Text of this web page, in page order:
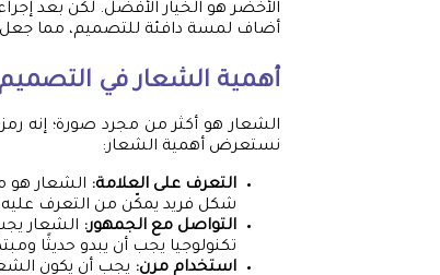
الأخضر هو الخيار الأفضل. لكن بعد
أضاف لمسة دافئة للتصميم، مما جعل
أهمية الشعار في التصميم
الشعار هو أكثر من مجرد صورة؛ إنه رمز
نستعرض أهمية الشعار:
التعرف على العلامة: الشعار هو
شكل فريد يمكّن من التعرف
التواصل مع الجمهور: الشعار
تكنولوجيا يجب أن يبدو حديثًا
استخدام مرن: يجب أن يكون